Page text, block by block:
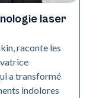
laser
raconte les
a transformé
indolores